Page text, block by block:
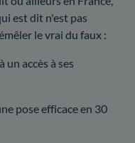
est dit n'est pas
le vrai du faux :
un accès à ses
pose efficace en 30